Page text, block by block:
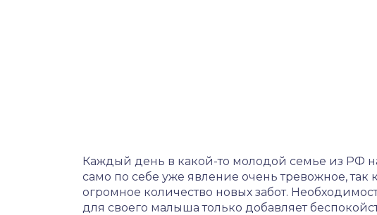
Каждый день в какой-то молодой семье из РФ
само по себе уже явление очень тревожное, так
огромное количество новых забот.
для своего малыша только добавляет